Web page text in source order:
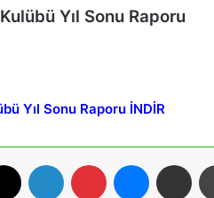
Yıl Sonu Raporu
Yıl Sonu Raporu İNDİR